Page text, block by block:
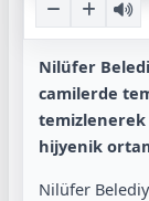
Nilüfer
camilerde
temizlenerek
hijyenik
Nilüfer